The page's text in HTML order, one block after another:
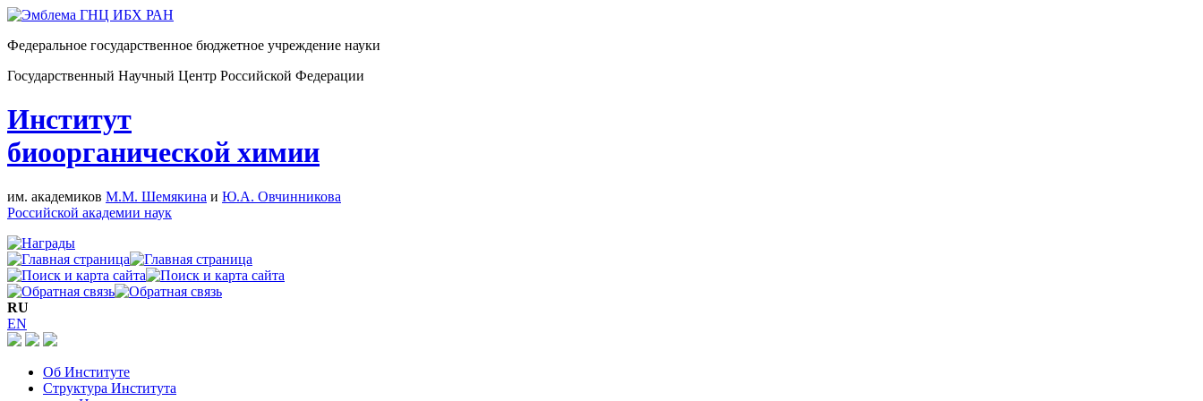
Федеральное государственное бюджетное учреждение науки
Государственный Научный Центр Российской Федерации
Институт
биоорганической химии
им. академиков М.М. Шемякина и Ю.А. Овчинникова
Российской академии наук
RU
EN
Об Институте
Структура Института